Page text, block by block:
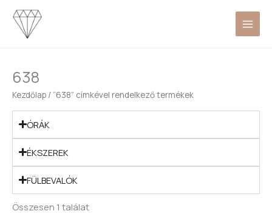
Skip
content
638
Kezdőlap / “638” címkével rendelkező termékek
ÓRÁK
ÉKSZEREK
FÜLBEVALÓK
Összesen 1 találat